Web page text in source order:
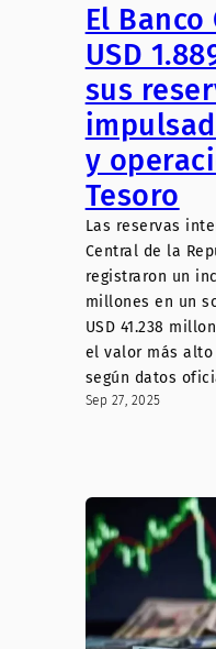
El
USD
sus
y
Tesoro
Las reservas
Central de la
registraron un
millones en un
USD 41.238
el valor más alto
según datos
Sep 27, 2025